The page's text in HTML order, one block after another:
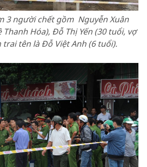
3 người chết gồm Nguyễn Xuân
Hóa), Đỗ Thị Yến (30 tuổi, vợ
trai tên là Đỗ Việt Anh (6 tuổi).